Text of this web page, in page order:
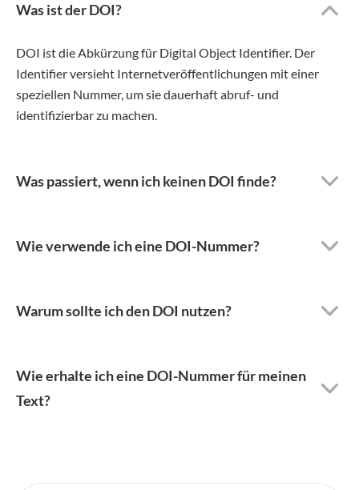
Was ist der DOI?
DOI ist die Abkürzung für Digital Object Identifier. Der
Identifier versieht Internetveröffentlichungen mit einer
speziellen Nummer, um sie dauerhaft abruf- und
identifizierbar zu machen.
Was passiert, wenn ich keinen DOI finde?
Wie verwende ich eine DOI-Nummer?
Warum sollte ich den DOI nutzen?
Wie erhalte ich eine DOI-Nummer für meinen
Text?